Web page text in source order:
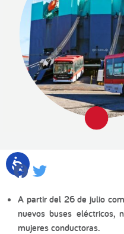
Facebook
A partir del 26 de julio
nuevos buses eléctricos,
mujeres conductoras.